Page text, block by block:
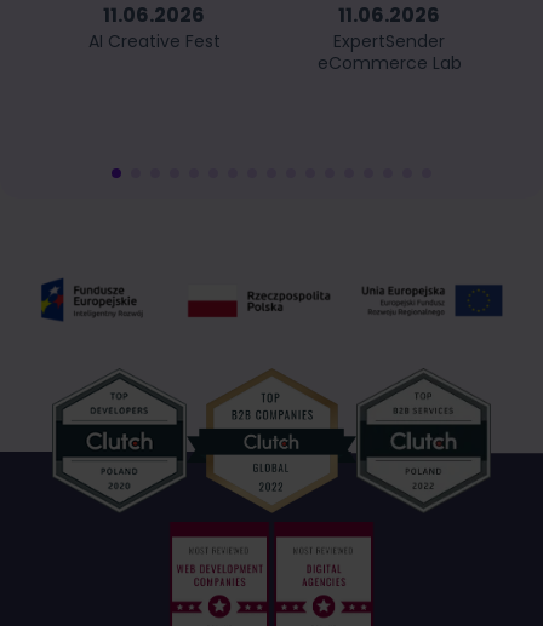
11.06.2026
AI Creative Fest
11.06.2026
ExpertSender
eCommerce Lab